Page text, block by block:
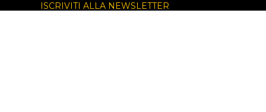
ISCRIVITI ALLA NEWSLETTER